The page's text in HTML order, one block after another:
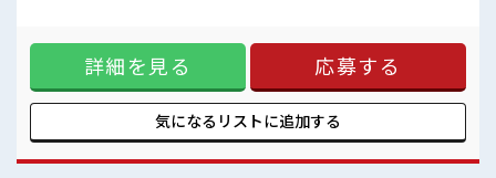
髪型自由な職場！
残業は少なめ！
たまに残業するくらいなら…という方、
応募お待ちしております！
≫ 基本的に髪色自由で明るすぎたり奇抜でなければOKです！
(規定有)≪ラクラク制服アリ≫ 制服があるので、 毎日の服装
の悩み解消♪ ≪様々なお仕事をご提案≫ 一人で悩まず気軽に
相談できる、 派遣のお仕事です！ ■職場の雰囲気 女性も活躍
しやすい雰囲気の職場です！ 髪型にこだわりのあるアナタは
必見！ 髪型自由な職場！ 残業は少なめ！ たまに残業するくら
詳細を見る 応募する
気になるリストに追加する